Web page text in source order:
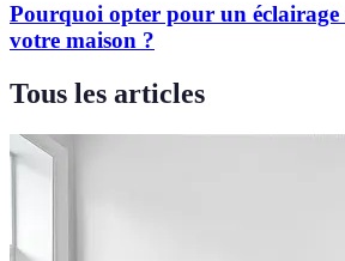
Pourquoi opter pour un éclairage
votre maison ?
Tous les articles